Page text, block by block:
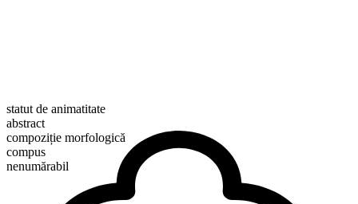
statut de animatitate
abstract
compoziție morfologică
compus
nenumărabil